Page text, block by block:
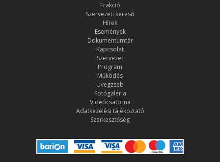
Frakció
Szervezeti kereső
Hírek
Események
Dokumentumtár
Kapcsolat
Szervezet
Program
Működés
Üvegzseb
Fotógaléria
Videócsatorna
Adatkezelési tájékoztató
Szerkesztőség